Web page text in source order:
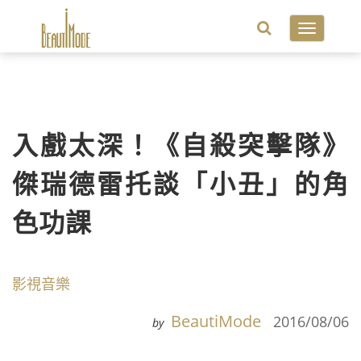
Toggle
入戲太深！《自殺突擊隊》
傑瑞德雷托談「小丑」的角
色功課
影視音樂
by BeautiMode 2016/08/06